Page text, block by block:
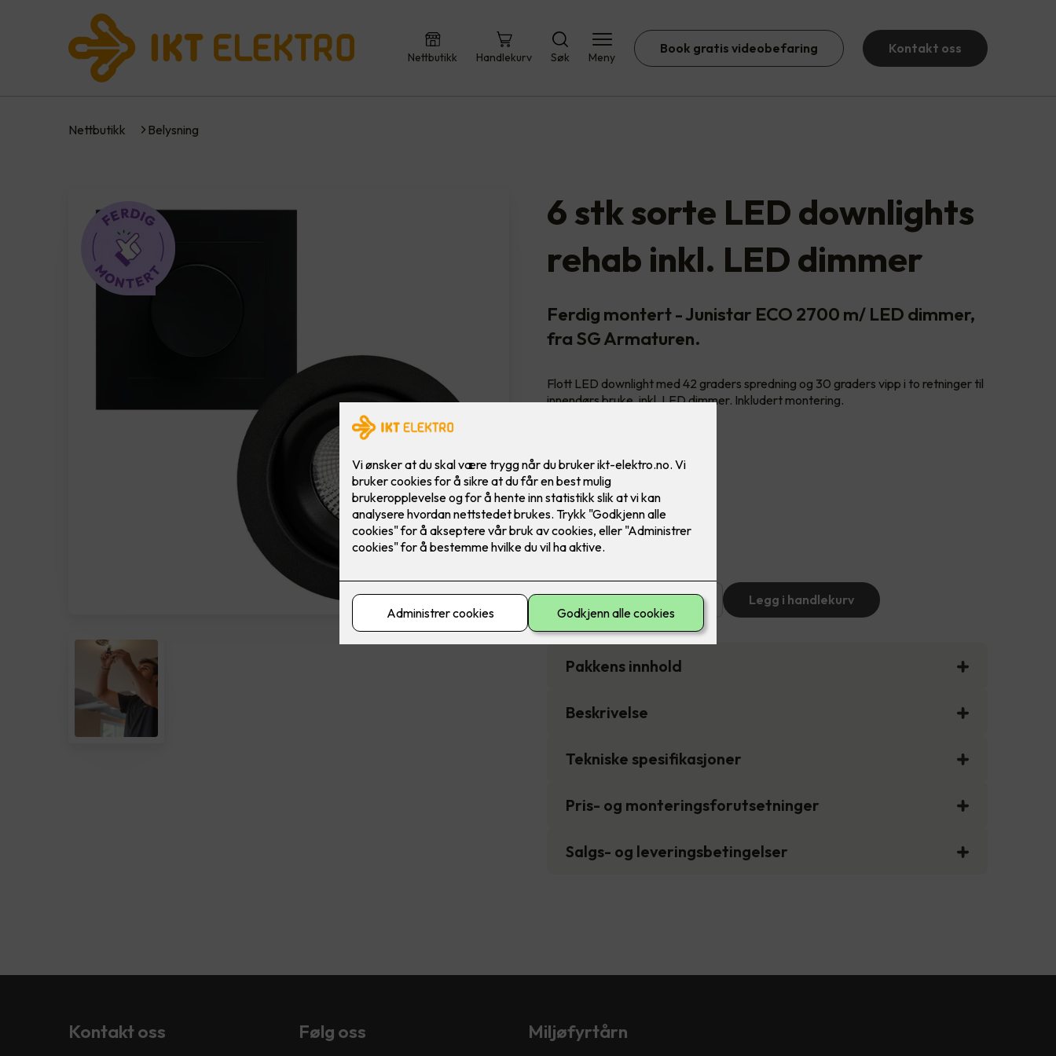
Nettbutikk Handlekurv Søk Meny
Book gratis videobefaring Kontakt oss
Nettbutikk Belysning
6 stk sorte LED downlights
rehab inkl. LED dimmer
Ferdig montert - Junistar ECO 2700 m/ LED dimmer,
fra SG Armaturen.
Flott LED downlight med 42 graders spredning og 30 graders vipp i to retninger til
innendørs bruke, inkl. LED dimmer. Inkludert montering.
6,900,-
Antall - + Legg i handlekurv
Pakkens innhold
Beskrivelse
Tekniske spesifikasjoner
Pris- og monteringsforutsetninger
Salgs- og leveringsbetingelser
Kontakt oss Følg oss Miljøfyrtårn